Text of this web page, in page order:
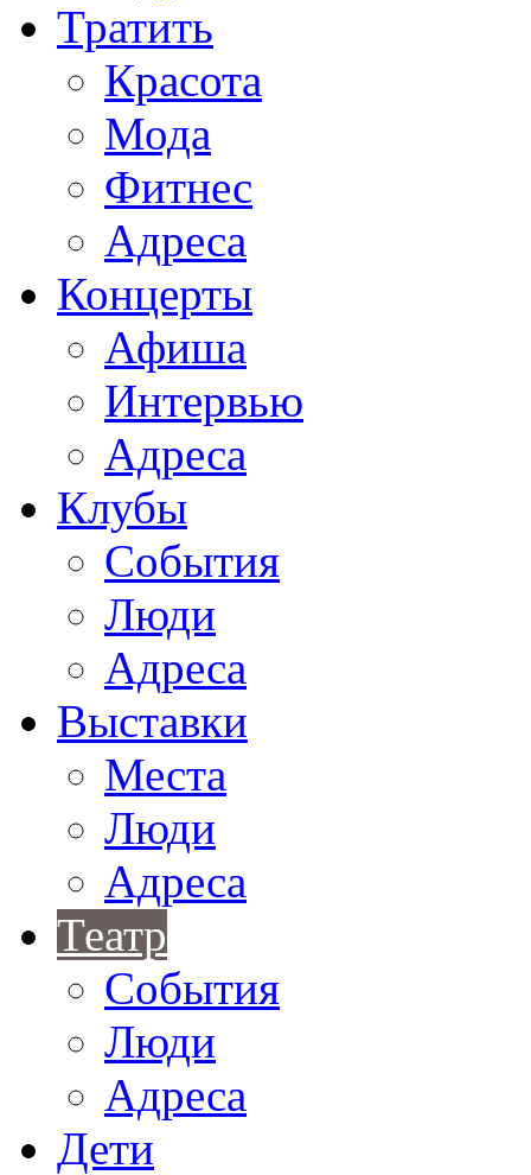
Тратить
Красота
Мода
Фитнес
Адреса
Концерты
Афиша
Интервью
Адреса
Клубы
События
Люди
Адреса
Выставки
Места
Люди
Адреса
Театр
События
Люди
Адреса
Дети